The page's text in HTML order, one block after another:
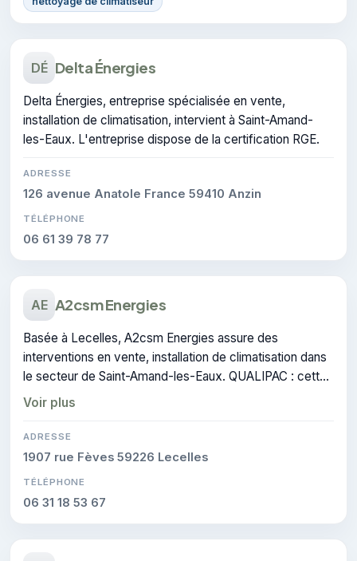
DÉ Delta Énergies
Delta Énergies, entreprise spécialisée en vente,
installation de climatisation, intervient à Saint-Amand-
les-Eaux. L'entreprise dispose de la certification RGE.
ADRESSE
126 avenue Anatole France 59410 Anzin
TÉLÉPHONE
06 61 39 78 77
AE A2csm Energies
Basée à Lecelles, A2csm Energies assure des
interventions en vente, installation de climatisation dans
le secteur de Saint-Amand-les-Eaux. QUALIPAC : cette
certification atteste du savoir-faire de l'entreprise.
Voir plus
ADRESSE
1907 rue Fèves 59226 Lecelles
TÉLÉPHONE
06 31 18 53 67